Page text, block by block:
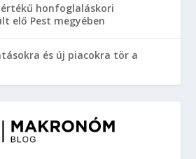
honfoglaláskori
elő Pest megyében
és új piacokra tör a